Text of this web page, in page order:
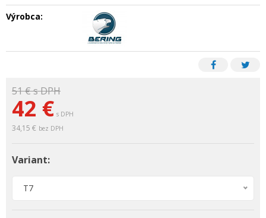
51 €s DPH
42 € s DPH
34,15 € bez DPH
Variant:
T7
Výrobca: